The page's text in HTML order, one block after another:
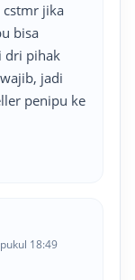
cstmr jika
bisa
dri pihak
jadi
penipu ke
18:49